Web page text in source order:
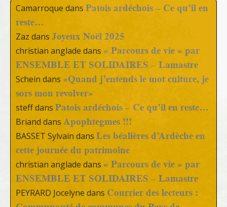
Camarroque dans Patois ardéchois – Ce qu’il en
reste…
Zaz dans Joyeux Noël 2025
christian anglade dans « Parcours de vie » par
ENSEMBLE ET SOLIDAIRES – Lamastre
Schein dans «Quand j’entends le mot culture, je
sors mon revolver»
steffdans Patois ardéchois – Ce qu’il en reste…
Briand dans Apophtegmes !!!
BASSET Sylvain dans Les béalières d’Ardèche en
cette journée du patrimoine
christian anglade dans « Parcours de vie » par
ENSEMBLE ET SOLIDAIRES – Lamastre
PEYRARD Jocelyne dans Courrier des lecteurs :